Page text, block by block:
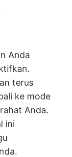
Anda
terus
ke mode
Anda.
ini